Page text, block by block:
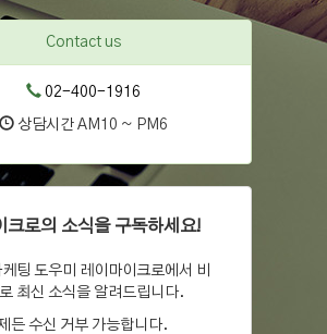
Contact us
02-400-1916
상담시간 AM10 ~ PM6
크로의 소식을 구독하세요!
팅 도우미 레이마이크로에서 비
최신 소식을 알려드립니다.
든 수신 거부 가능합니다.